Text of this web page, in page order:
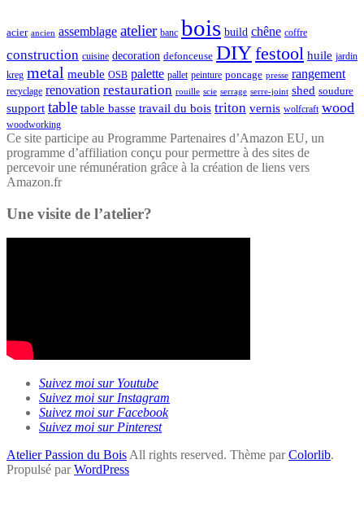
acier ancien assemblage atelier banc bois build chêne coffre
construction cuisine decoration defonceuse DIYfestool huile jardin
kreg metal meuble OSB palette pallet peinture poncage presse rangement
recyclage renovation restauration rouille scie serrage serre-joint shed soudure
support table table basse travail du bois triton vernis wolfcraft wood
woodworking
Ce site participe au Programme Partenaires d’Amazon EU, un
programme d’affiliation conçu pour permettre à des sites de
percevoir une rémunération grâce à la création de liens vers
Amazon.fr
Une visite de l’atelier?
Suivez moi sur Youtube
Suivez moi sur Instagram
Suivez moi sur Facebook
Suivez moi sur Pinterest
Atelier Passion du Bois All rights reserved. Thème parColorlib.
Propulsé parWordPress